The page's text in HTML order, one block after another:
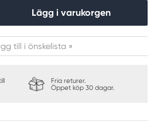
Lägg i varukorgen
till i önskelista »
Fria returer.
Öppet köp 30 dagar.